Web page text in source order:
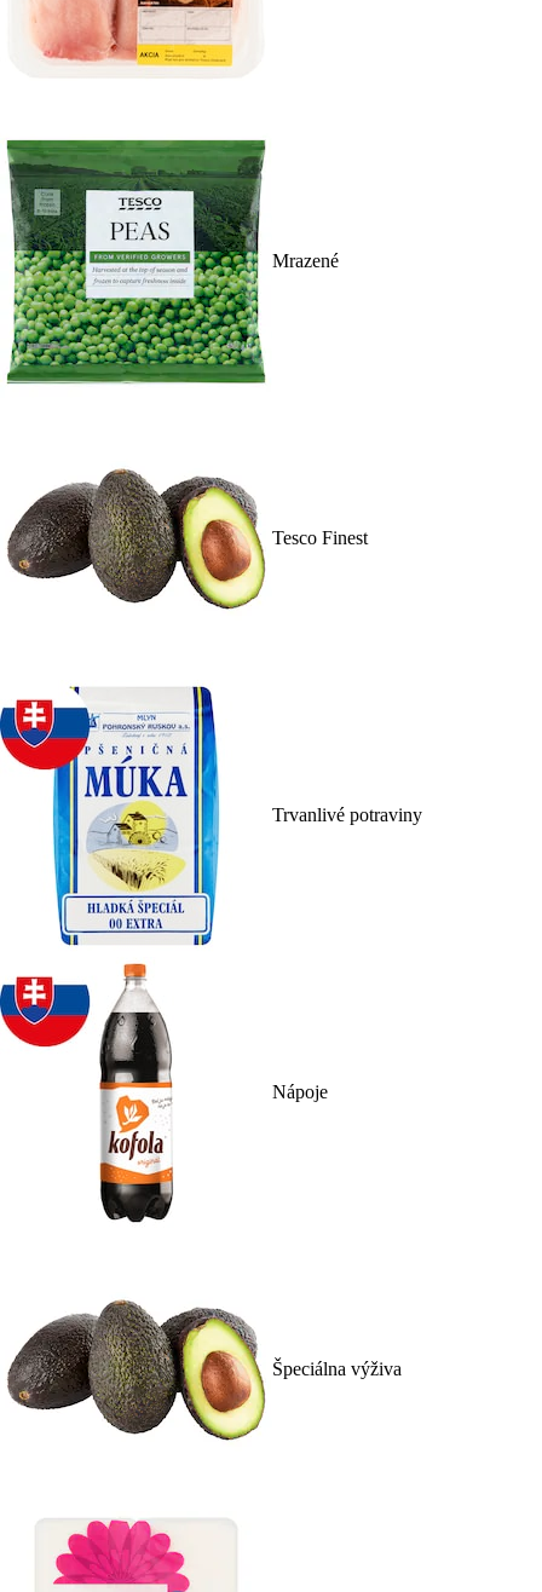
Mrazené
Tesco Finest
Trvanlivé potraviny
Nápoje
Špeciálna výživa